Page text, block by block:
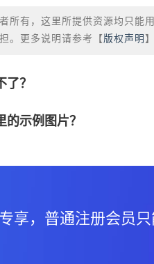
所有，这里所提供资源均只能
。更多说明请参考【 版权声明
？
示例图片？
享，普通注册会员